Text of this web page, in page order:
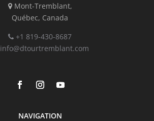
Mont-Tremblant,
Québec, Canada
+1 819-430-8687
info@dtourtremblant.com
NAVIGATION